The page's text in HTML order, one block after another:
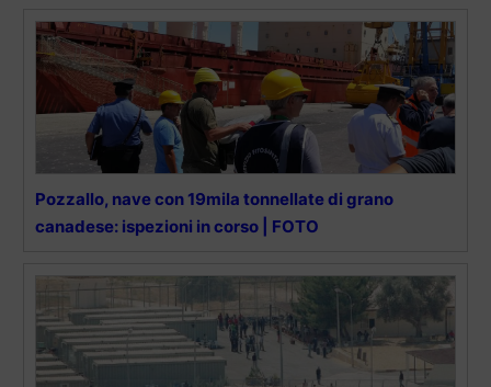
Pozzallo, nave con 19mila tonnellate di grano
canadese: ispezioni in corso | FOTO